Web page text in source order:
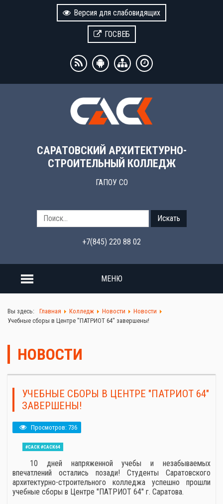
Версия для слабовидящих
ГОСВЕБ
САРАТОВСКИЙ АРХИТЕКТУРНО-
СТРОИТЕЛЬНЫЙ КОЛЛЕДЖ
ГАПОУ СО
Искать
+7(845) 220 88 02
МЕНЮ
Вы здесь: Главная Колледж Новости
Новости
Учебные сборы в Центре "ПАТРИОТ 64" завершены!
НОВОСТИ
УЧЕБНЫЕ СБОРЫ В ЦЕНТРЕ "ПАТРИОТ 64"
ЗАВЕРШЕНЫ!
Просмотров: 736
#САСК #САСК64
10 дней напряженной учебы и незабываемых
впечатлений остались позади! Студенты Саратовского
архитектурно-строительного колледжа успешно прошли
учебные сборы в Центре "ПАТРИОТ 64" г. Саратова.